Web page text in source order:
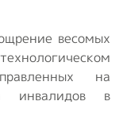
весомых
на
инвалидов в